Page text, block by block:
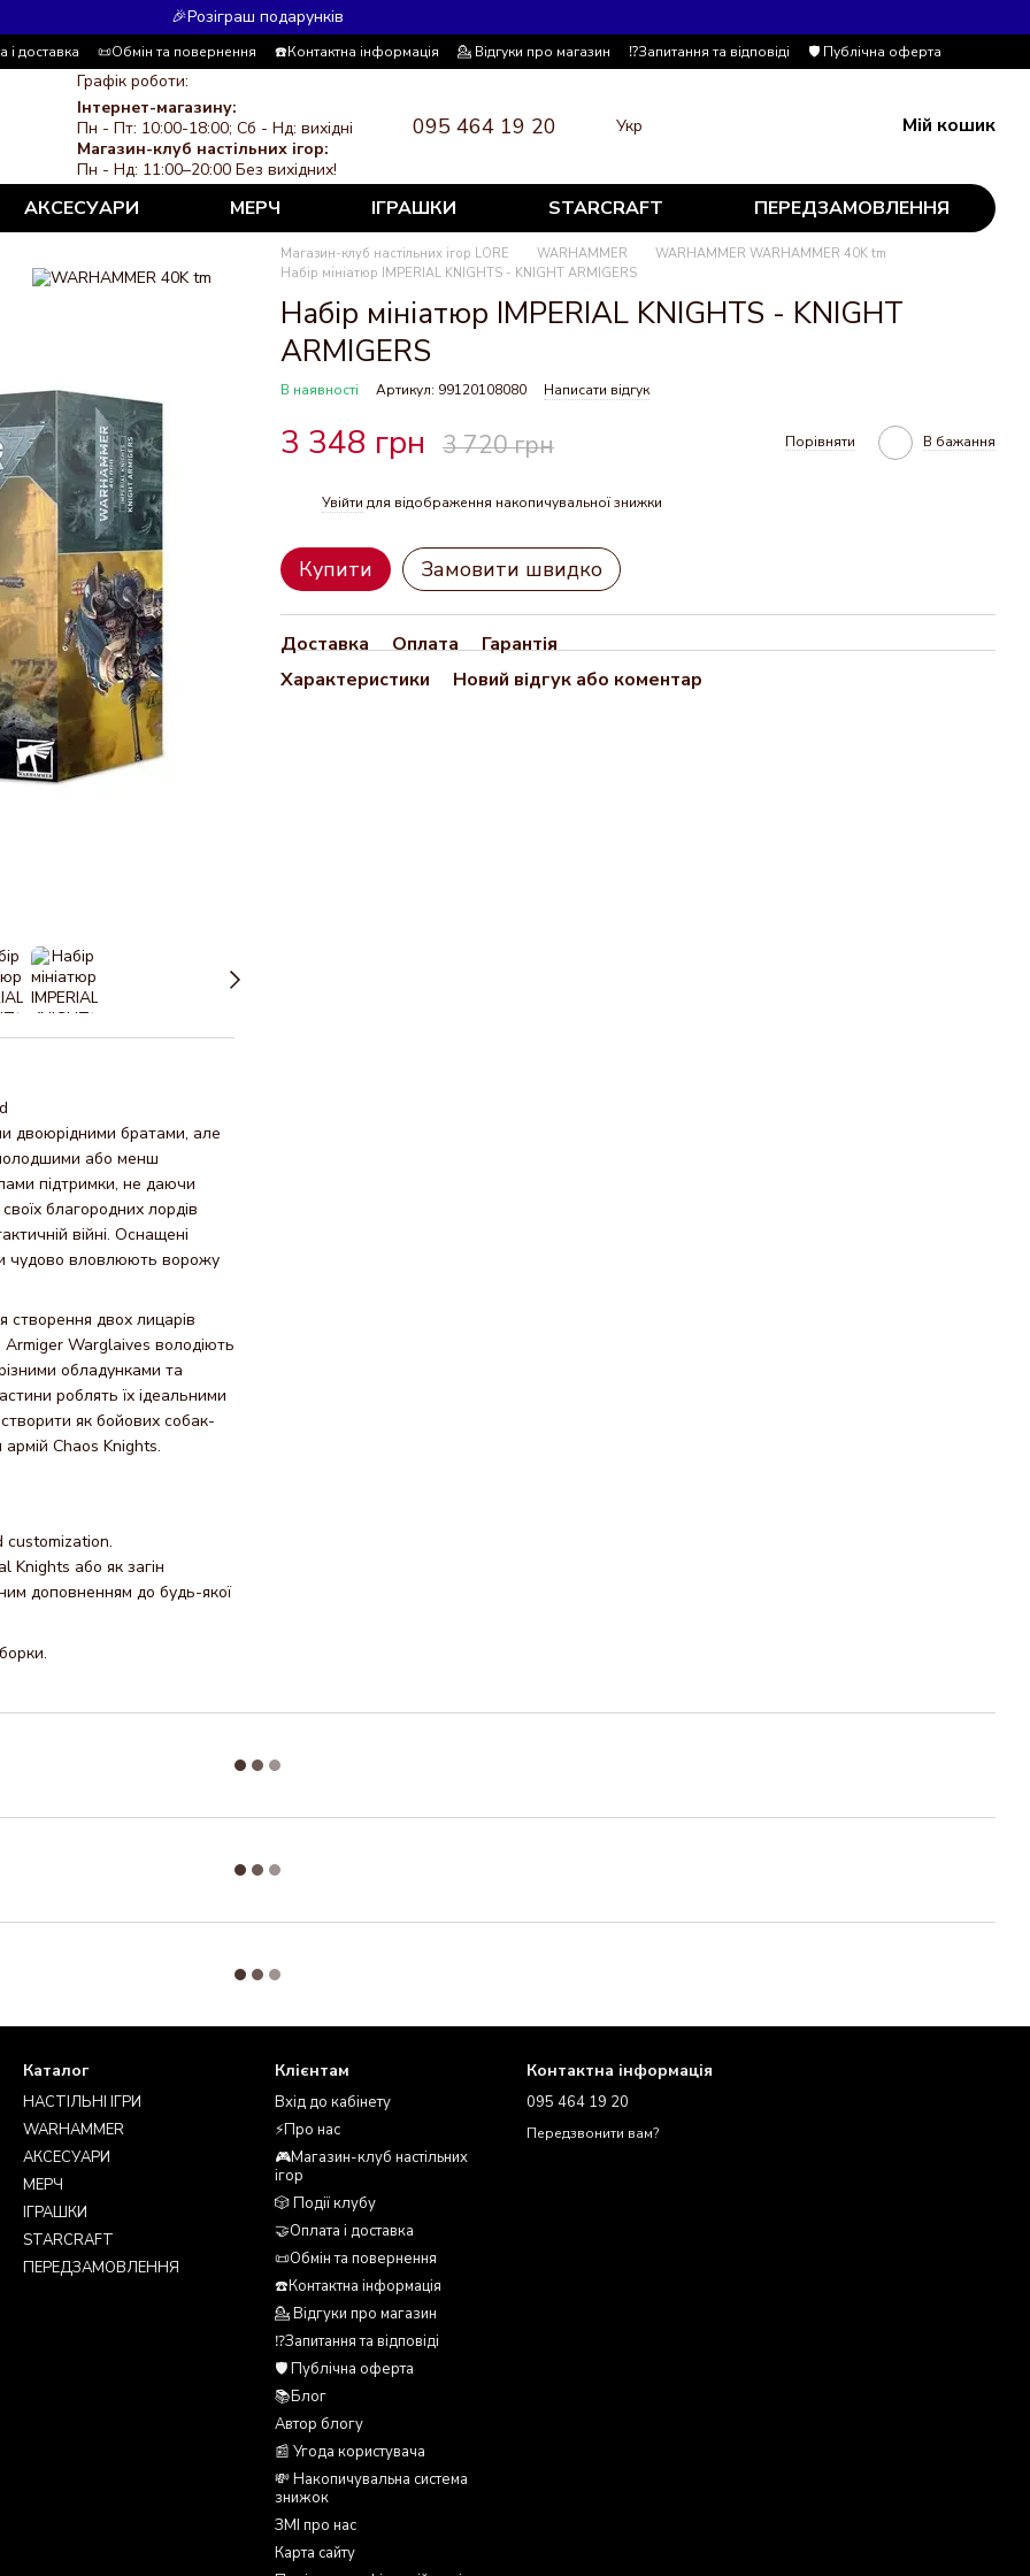
🎉Розіграш подарунків
і доставка 📜Обмін та повернення ☎️Контактна інформація 💁 Відгуки про магазин ⁉️Запитання та відповіді
🛡️ Публічна оферта
знижок
ЗМІ про нас Політика конфіденційності
Графік роботи:
Інтернет-магазину:
Пн - Пт: 10:00-18:00; Сб - Нд: вихідні
Магазин-клуб настільних ігор:
Пн - Нд: 11:00–20:00 Без вихідних!
095 464 19 20 Укр Мій кошик
АКСЕСУАРИ МЕРЧ ІГРАШКИ STARCRAFT ПЕРЕДЗАМОВЛЕННЯ
двоюрідними братами, але
або менш
підтримки, не даючи
благородних лордів
війні. Оснащені
чудово вловлюють ворожу
двох лицарів
Warglaives володіють
обладунками та
роблять їх ідеальними
як бойових собак-
Chaos Knights.
Knights або як загін
доповненням до будь-якої
Магазин-клуб настільних ігор LORE WARHAMMER
WARHAMMER WARHAMMER 40K tm
Набір мініатюр IMPERIAL KNIGHTS - KNIGHT ARMIGERS
Набір мініатюр IMPERIAL KNIGHTS - KNIGHT
ARMIGERS
В наявності Артикул: 99120108080 Написати відгук
3 348 грн 3 720 грн Порівняти В бажання
Увійти для відображення накопичувальної знижки
Купити Замовити швидко
Доставка Оплата
Гарантія
Характеристики
Новий відгук або коментар
Каталог
НАСТІЛЬНІ ІГРИ
WARHAMMER
АКСЕСУАРИ
МЕРЧ
ІГРАШКИ
STARCRAFT
ПЕРЕДЗАМОВЛЕННЯ
Клієнтам
Вхід до кабінету
⚡Про нас
🎮Магазин-клуб настільних
ігор
🎲 Події клубу
🤝Оплата і доставка
📜Обмін та повернення
☎️Контактна інформація
💁 Відгуки про магазин
⁉️Запитання та відповіді
🛡️ Публічна оферта
📚Блог
Автор блогу
📰 Угода користувача
💸 Накопичувальна система
знижок
ЗМІ про нас
Карта сайту
Контактна інформація
095 464 19 20
Передзвонити вам?